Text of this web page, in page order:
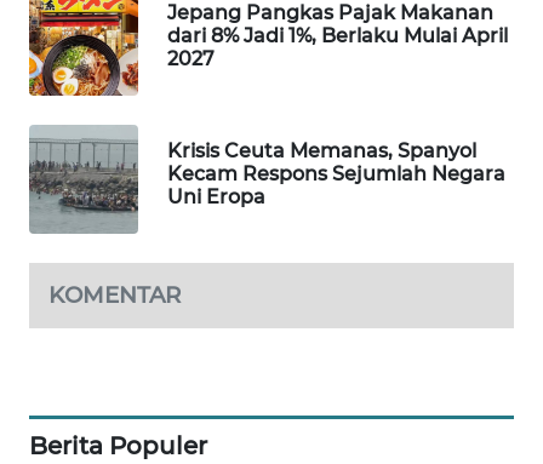
Jepang Pangkas Pajak Makanan
dari 8% Jadi 1%, Berlaku Mulai April
2027
Krisis Ceuta Memanas, Spanyol
Kecam Respons Sejumlah Negara
Uni Eropa
KOMENTAR
Berita Populer
WAHANA
SELEB
WAHANA
PERSONA
WAHANA
DESA
WISATA